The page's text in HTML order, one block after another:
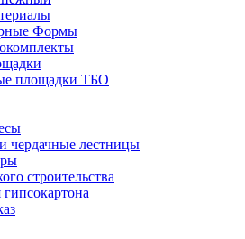
Формы
площадки ТБО
чердачные лестницы
строительства